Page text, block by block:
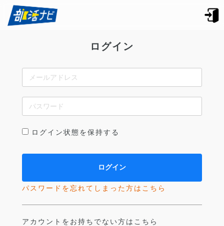
ログイン
ログイン状態を保持する
パスワードを忘れてしまった方はこちら
アカウントをお持ちでない方はこちら